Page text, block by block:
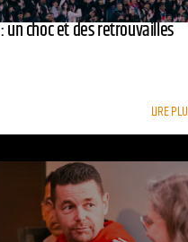
: un choc et des retrouvailles
LIRE